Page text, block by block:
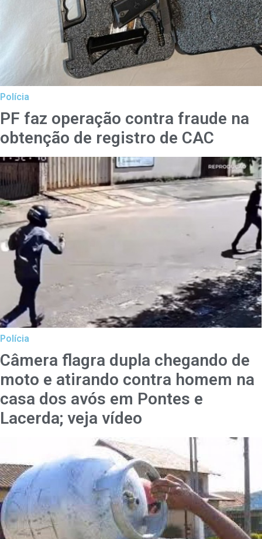
Polícia
PF faz operação contra fraude na
obtenção de registro de CAC
Polícia
Câmera flagra dupla chegando de
moto e atirando contra homem na
casa dos avós em Pontes e
Lacerda; veja vídeo